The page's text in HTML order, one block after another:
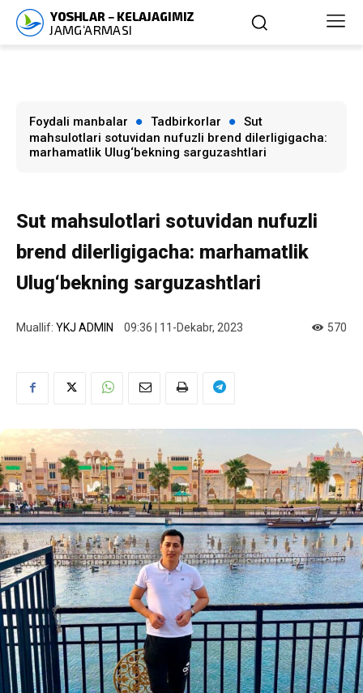
Foydali manbalar Tadbirkorlar
Sut
mahsulotlari sotuvidan nufuzli brend dilerligigacha:
marhamatlik Ulug‘bekning sarguzashtlari
Sut mahsulotlari sotuvidan nufuzli
brend dilerligigacha: marhamatlik
Ulug‘bekning sarguzashtlari
Muallif: YKJ ADMIN 09:36 | 11-Dekabr, 2023 570